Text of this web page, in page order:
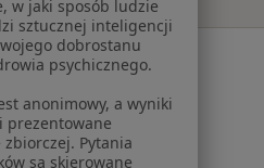
pacjentów
profesjonalistów
w jaki sposób ludzie
sztucznej inteligencji
dobrostanu
psychicznego.
anonimowy, a wyniki
prezentowane
Pytania
są skierowane